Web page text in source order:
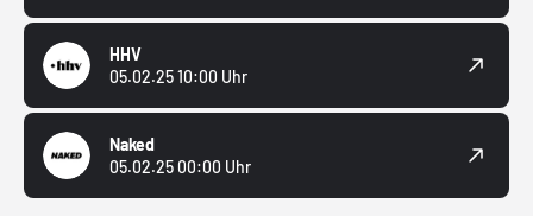
HHV
05.02.25 10:00 Uhr
Naked
05.02.25 00:00 Uhr